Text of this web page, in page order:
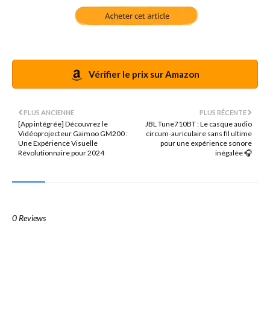
Vérifier le prix sur Amazon
PLUS RÉCENTE
JBL Tune710BT : Le casque audio
circum-auriculaire sans fil ultime
pour une expérience sonore
inégalée 🎧
PLUS ANCIENNE
[App intégrée] Découvrez le
Vidéoprojecteur Gaimoo GM200 :
Une Expérience Visuelle
Révolutionnaire pour 2024
0 Reviews